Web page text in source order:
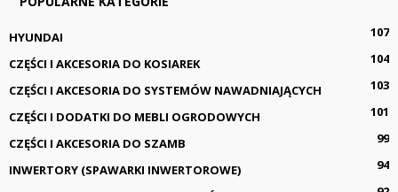
HYUNDAI
107
CZĘŚCI I AKCESORIA DO KOSIAREK
104
CZĘŚCI I AKCESORIA DO SYSTEMÓW NAWADNIAJĄCYCH
103
CZĘŚCI I DODATKI DO MEBLI OGRODOWYCH
101
CZĘŚCI I AKCESORIA DO SZAMB
99
INWERTORY (SPAWARKI INWERTOROWE)
94